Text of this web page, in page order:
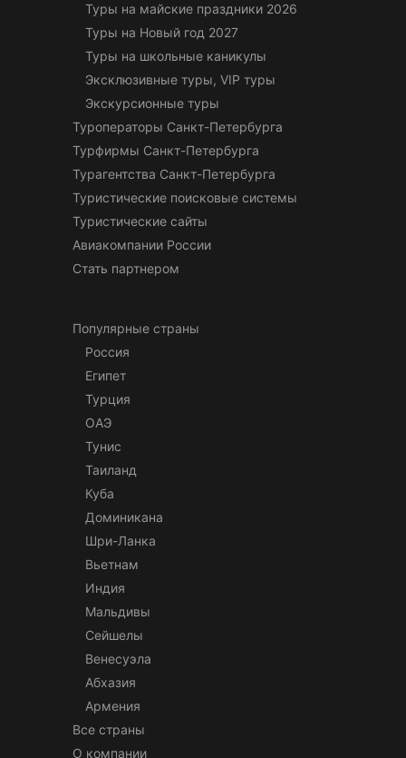
Туры на майские праздники 2026
Туры на Новый год 2027
Туры на школьные каникулы
Эксклюзивные туры, VIP туры
Экскурсионные туры
Туроператоры Санкт-Петербурга
Турфирмы Санкт-Петербурга
Турагентства Санкт-Петербурга
Туристические поисковые системы
Туристические сайты
Авиакомпании России
Стать партнером
Популярные страны
Россия
Египет
Турция
ОАЭ
Тунис
Таиланд
Куба
Доминикана
Шри-Ланка
Вьетнам
Индия
Мальдивы
Сейшелы
Венесуэла
Абхазия
Армения
Все страны
О компании